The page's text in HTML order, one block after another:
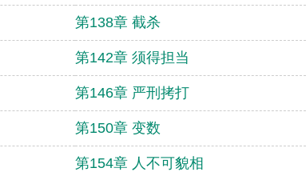
第138章 截杀
第142章 须得担当
第146章 严刑拷打
第150章 变数
第154章 人不可貌相